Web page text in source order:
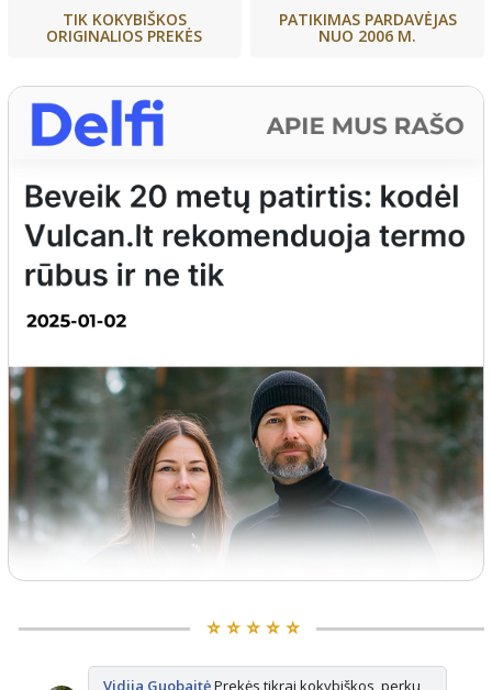
TIK KOKYBIŠKOS
ORIGINALIOS PREKĖS
PATIKIMAS PARDAVĖJAS
NUO 2006 M.
⭐️ ⭐️ ⭐️ ⭐️ ⭐️
Vidija GuobaitėPrekės tikrai kokybiškos, perku